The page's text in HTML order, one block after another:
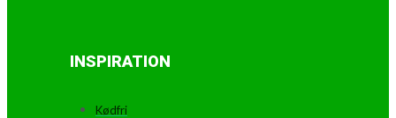
INSPIRATION
Kødfri